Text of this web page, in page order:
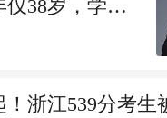
38岁，学生
！浙江539分考生